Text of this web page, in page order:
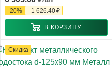
-20% - 1 626.40 ₽
В КОРЗИНУ
Скидка